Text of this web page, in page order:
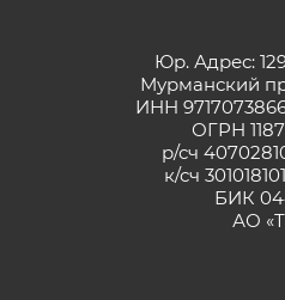
Юр. Адрес:
Мурманский
ИНН
ОГРН
р/сч
к/сч
БИК
АО